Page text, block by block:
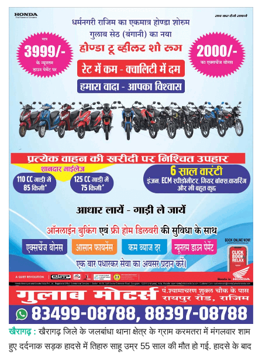
मैगज़ीन की लेख
हेल्थ
Language
English hindi
खैरागढ़ : खैरागढ़ जिले के जलबांधा थाना क्षेत्र के ग्राम करमतरा में मंगलवार शाम
हुए दर्दनाक सड़क हादसे में तिहारु साहू उम्र 55 साल की मौत हो गई. हादसे के बाद